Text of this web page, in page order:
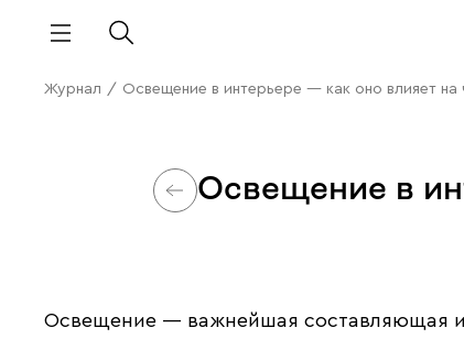
Журнал / Освещение в интерьере — как оно влияет на
Освещение в
Освещение — важнейшая составляющая